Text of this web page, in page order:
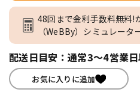
48回まで金利手数料無料!
（WeBBy）シミュレータ
配送日目安：通常3～4営業
お気に入りに追加